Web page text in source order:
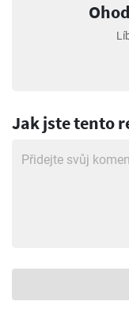
Jak jste tento